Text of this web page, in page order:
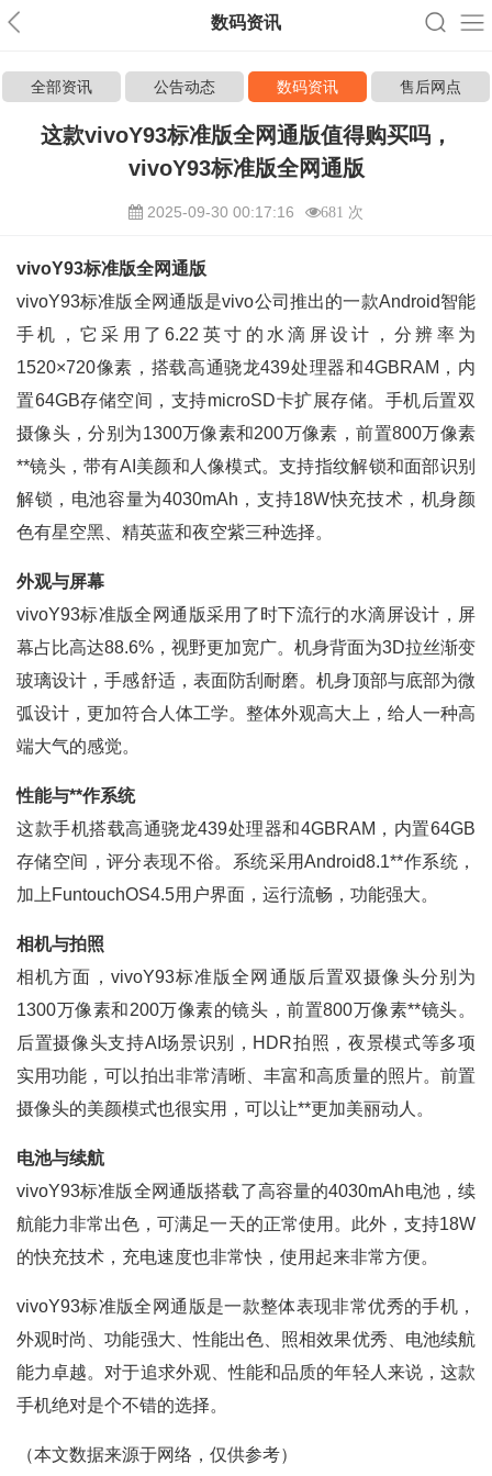
数码资讯
全部资讯 公告动态 数码资讯 售后网点
这款vivoY93标准版全网通版值得购买吗，
vivoY93标准版全网通版
2025-09-30 00:17:16 681 次
vivoY93标准版全网通版
vivoY93标准版全网通版是vivo公司推出的一款Android智能
手机，它采用了6.22英寸的水滴屏设计，分辨率为
1520×720像素，搭载高通骁龙439处理器和4GBRAM，内
置64GB存储空间，支持microSD卡扩展存储。手机后置双
摄像头，分别为1300万像素和200万像素，前置800万像素
**镜头，带有AI美颜和人像模式。支持指纹解锁和面部识别
解锁，电池容量为4030mAh，支持18W快充技术，机身颜
色有星空黑、精英蓝和夜空紫三种选择。
外观与屏幕
vivoY93标准版全网通版采用了时下流行的水滴屏设计，屏
幕占比高达88.6%，视野更加宽广。机身背面为3D拉丝渐变
玻璃设计，手感舒适，表面防刮耐磨。机身顶部与底部为微
弧设计，更加符合人体工学。整体外观高大上，给人一种高
端大气的感觉。
性能与**作系统
这款手机搭载高通骁龙439处理器和4GBRAM，内置64GB
存储空间，评分表现不俗。系统采用Android8.1**作系统，
加上FuntouchOS4.5用户界面，运行流畅，功能强大。
相机与拍照
相机方面，vivoY93标准版全网通版后置双摄像头分别为
1300万像素和200万像素的镜头，前置800万像素**镜头。
后置摄像头支持AI场景识别，HDR拍照，夜景模式等多项
实用功能，可以拍出非常清晰、丰富和高质量的照片。前置
摄像头的美颜模式也很实用，可以让**更加美丽动人。
电池与续航
vivoY93标准版全网通版搭载了高容量的4030mAh电池，续
航能力非常出色，可满足一天的正常使用。此外，支持18W
的快充技术，充电速度也非常快，使用起来非常方便。
vivoY93标准版全网通版是一款整体表现非常优秀的手机，
外观时尚、功能强大、性能出色、照相效果优秀、电池续航
能力卓越。对于追求外观、性能和品质的年轻人来说，这款
手机绝对是个不错的选择。
（本文数据来源于网络，仅供参考）